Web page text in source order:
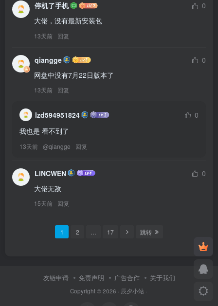
停机了手机
0
大佬，没有最新安装包
13天前 回复
qiangge
0
网盘中没有7月22日版本了
13天前 回复
lzd594951824
0
我也是 看不到了
13天前 @qiangge 回复
LiNCWEN
0
大佬无敌
15天前 回复
1 2 17 跳转
友链申请 免责声明 广告合作 关于我们
Copyright © 2026 · 辰夕小站·